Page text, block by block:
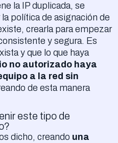
la IP duplicada, se
política de asignación de
crearla para empezar
y segura. Es
y que lo que haya
no autorizado haya
a la red sin
de esta manera
este tipo de
dicho, creando una